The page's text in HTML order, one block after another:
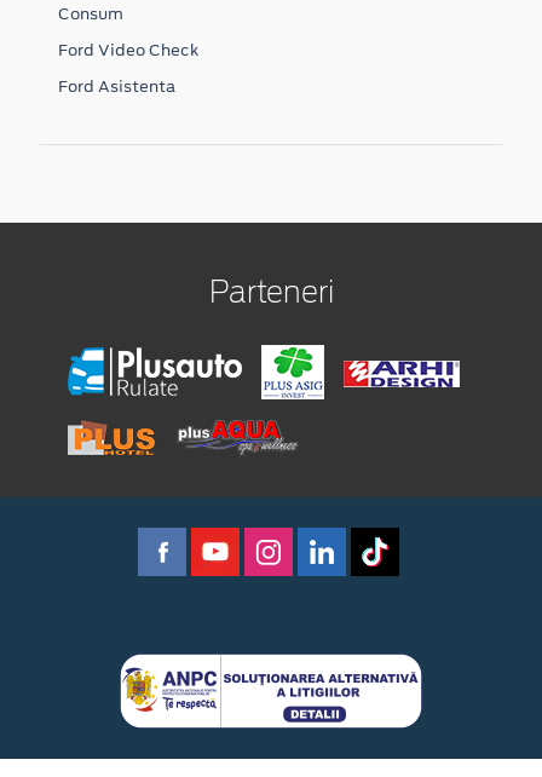
Consum
Ford Video Check
Ford Asistenta
Parteneri